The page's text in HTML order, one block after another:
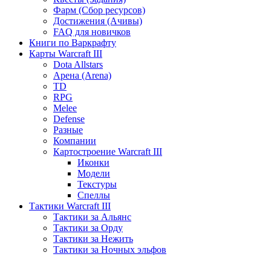
Фарм (Сбор ресурсов)
Достижения (Ачивы)
FAQ для новичков
Книги по Варкрафту
Карты Warcraft III
Dota Allstars
Арена (Arena)
TD
RPG
Melee
Defense
Разные
Компании
Картостроение Warcraft III
Иконки
Модели
Текстуры
Спеллы
Тактики Warcraft III
Тактики за Альянс
Тактики за Орду
Тактики за Нежить
Тактики за Ночных эльфов